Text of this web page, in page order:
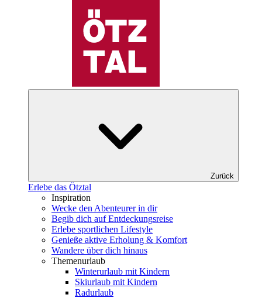
Zurück
Erlebe das Ötztal
Inspiration
Wecke den Abenteurer in dir
Begib dich auf Entdeckungsreise
Erlebe sportlichen Lifestyle
Genieße aktive Erholung & Komfort
Wandere über dich hinaus
Themenurlaub
Winterurlaub mit Kindern
Skiurlaub mit Kindern
Radurlaub